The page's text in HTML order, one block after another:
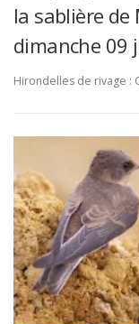
la sablière
dimanche 09
Hirondelles de rivage :